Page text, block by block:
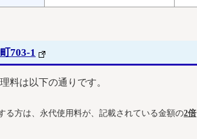
703-1
料は以下の通りです。
る方は、永代使用料が、記載されている金額の2倍